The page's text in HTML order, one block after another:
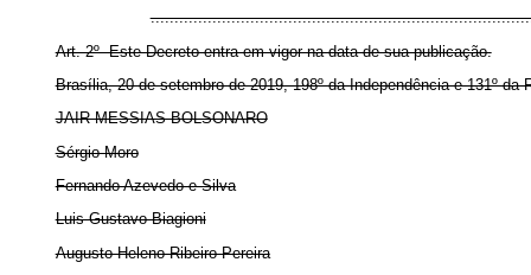
Art. 2º Este Decreto entra em vigor na data de sua publicação.
Brasília, 20 de setembro de 2019, 198º da Independência e 131º da
JAIR MESSIAS BOLSONARO
Sérgio Moro
Fernando Azevedo e Silva
Luis Gustavo Biagioni
Augusto Heleno Ribeiro Pereira